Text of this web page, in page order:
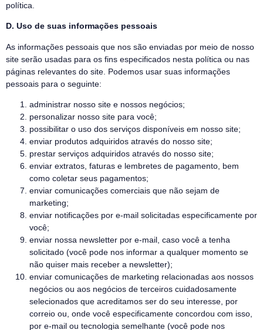
política.
D. Uso de suas informações pessoais
As informações pessoais que nos são enviadas por meio de nosso
site serão usadas para os fins especificados nesta política ou nas
páginas relevantes do site. Podemos usar suas informações
pessoais para o seguinte:
administrar nosso site e nossos negócios;
personalizar nosso site para você;
possibilitar o uso dos serviços disponíveis em nosso site;
enviar produtos adquiridos através do nosso site;
prestar serviços adquiridos através do nosso site;
enviar extratos, faturas e lembretes de pagamento, bem
como coletar seus pagamentos;
enviar comunicações comerciais que não sejam de
marketing;
enviar notificações por e-mail solicitadas especificamente por
você;
enviar nossa newsletter por e-mail, caso você a tenha
solicitado (você pode nos informar a qualquer momento se
não quiser mais receber a newsletter);
enviar comunicações de marketing relacionadas aos nossos
negócios ou aos negócios de terceiros cuidadosamente
selecionados que acreditamos ser do seu interesse, por
correio ou, onde você especificamente concordou com isso,
por e-mail ou tecnologia semelhante (você pode nos